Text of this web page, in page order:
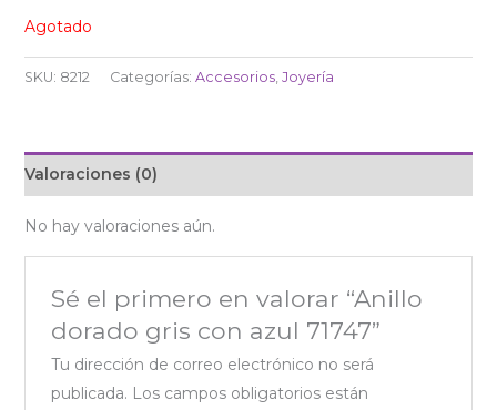
Agotado
SKU: 8212 Categorías: Accesorios, Joyería
Valoraciones (0)
No hay valoraciones aún.
Sé el primero en valorar “Anillo
dorado gris con azul 71747”
Tu dirección de correo electrónico no será
publicada. Los campos obligatorios están